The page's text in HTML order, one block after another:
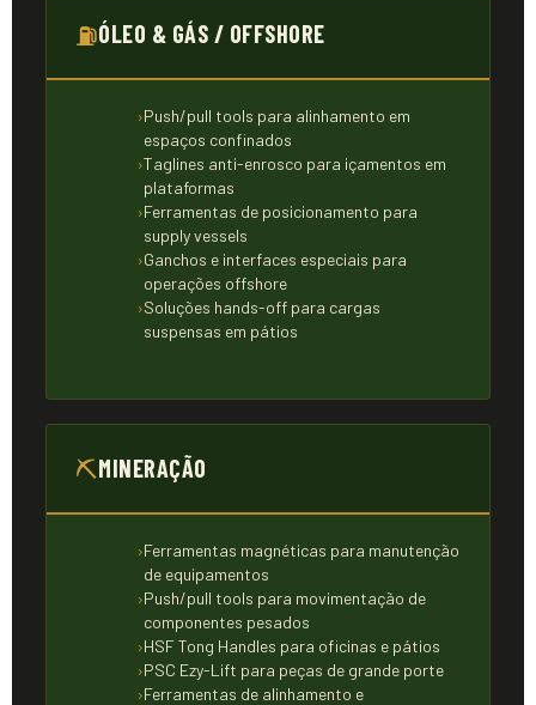
⛽ÓLEO & GÁS / OFFSHORE
Push/pull tools para alinhamento em
espaços confinados
Taglines anti-enrosco para içamentos em
plataformas
Ferramentas de posicionamento para
supply vessels
Ganchos e interfaces especiais para
operações offshore
Soluções hands-off para cargas
suspensas em pátios
⛏MINERAÇÃO
Ferramentas magnéticas para manutenção
de equipamentos
Push/pull tools para movimentação de
componentes pesados
HSF Tong Handles para oficinas e pátios
PSC Ezy-Lift para peças de grande porte
Ferramentas de alinhamento e